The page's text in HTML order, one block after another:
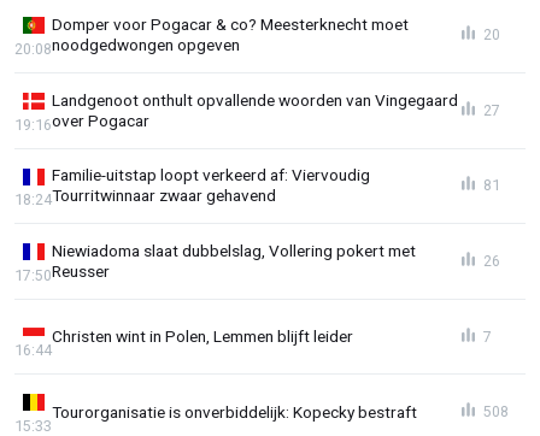
Domper voor Pogacar & co? Meesterknecht moet
noodgedwongen opgeven
20:08
20
Landgenoot onthult opvallende woorden van Vingegaard
over Pogacar
19:16
27
Familie-uitstap loopt verkeerd af: Viervoudig
Tourritwinnaar zwaar gehavend
18:24
81
Niewiadoma slaat dubbelslag, Vollering pokert met
Reusser
17:50
26
Christen wint in Polen, Lemmen blijft leider
16:44
7
Tourorganisatie is onverbiddelijk: Kopecky bestraft
15:33
508